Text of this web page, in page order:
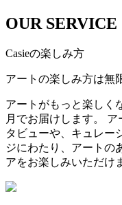
OUR SERVICE
Casieの楽しみ方
アートの楽しみ方は無
アートがもっと楽しく
月でお届けします。
タビューや、キュレー
ジにわたり、アートの
アをお楽しみいただけ